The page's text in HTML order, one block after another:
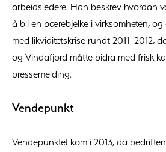
arbeidsledere. Han beskrev hvordan
å bli en bærebjelke i virksomheten, og
med likviditetskrise rundt 2011–2012,
og Vindafjord måtte bidra med frisk
pressemelding.
Vendepunkt
Vendepunktet kom i 2013, da